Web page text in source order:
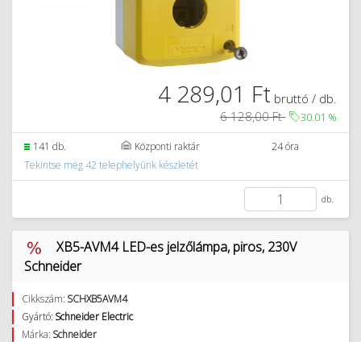
4 289,01 Ft bruttó / db.
6 128,00 Ft
30.01 %
141 db. Központi raktár
24 óra
Tekintse meg 42 telephelyünk készletét
db.
XB5-AVM4 LED-es jelzőlámpa, piros, 230V
Schneider
Cikkszám: SCHXB5AVM4
Gyártó: Schneider Electric
Márka: Schneider